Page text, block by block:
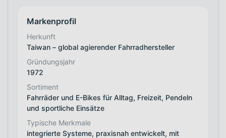
Markenprofil
Herkunft
Taiwan – global agierender Fahrradhersteller
Gründungsjahr
1972
Sortiment
Fahrräder und E-Bikes für Alltag, Freizeit, Pendeln
und sportliche Einsätze
Typische Merkmale
integrierte Systeme, praxisnah entwickelt, mit